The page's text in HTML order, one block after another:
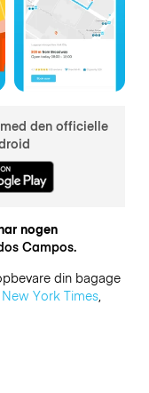
den officielle
nogen
Campos.
din bagage
York Times,